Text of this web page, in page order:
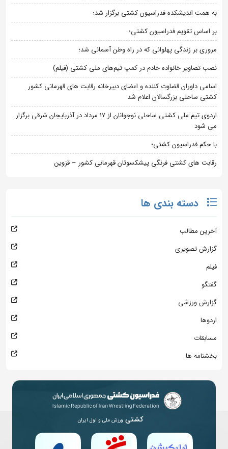
به همت اندیشکده فدراسیون کشتی برگزار شد؛
بر اساس تقویم فدراسیون کشتی؛
مروری بر زندگی پهلوانی که در راه وطن آسمانی شد؛
نصب تصاویر خانواده خادم در کمپ تیم‌های ملی کشتی (فیلم)
اسامی داوران قضاوت کننده و اعضای دبیرخانه رقابت های قهرمانی کشور
کشتی ساحلی بزرگسالان اعلام شد
اردوی تیم ملی کشتی ساحلی نوجوانان از 17 مرداد در آذربایجان شرقی برگزار
می شود
با حکم فدراسیون کشتی؛
رقابت های کشتی فرنگی پیشکسوتان قهرمانی کشور – قزوین
دسته بندی ها
آخرین مطالب
گزارش تصویری
فیلم
گفتگو
گزارش ورزشی
اردوها
مسابقات
بخشنامه ها
کشتی ورزش ملی و اول ایران